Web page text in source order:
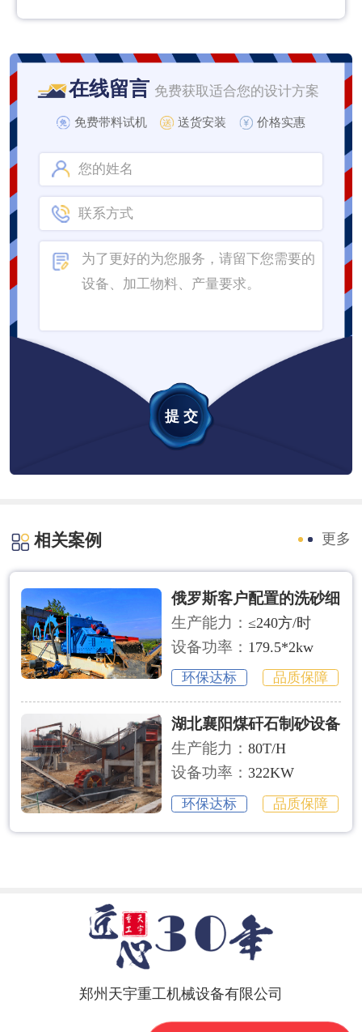
在线留言 免费获取适合您的设计方案
免费带料试机 送货安装 价格实惠
相关案例 更多
俄罗斯客户配置的洗砂细
生产能力：≤240方/时
设备功率： 179.5*2kw
环保达标 品质保障
湖北襄阳煤矸石制砂设备
生产能力：80T/H
设备功率：322KW
环保达标 品质保障
郑州天宇重工机械设备有限公司